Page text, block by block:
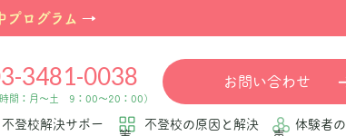
プログラム →
3481-0038
時間：月～土 9：00～20：00）
お問い合わせ
不登校解決サポー 不登校の原因と解決 体験者の